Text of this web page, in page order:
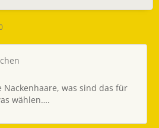
was sind das für
wählen….